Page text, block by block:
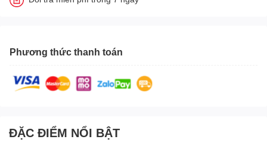
Phương thức thanh toán
ĐẶC ĐIỂM NỔI BẬT